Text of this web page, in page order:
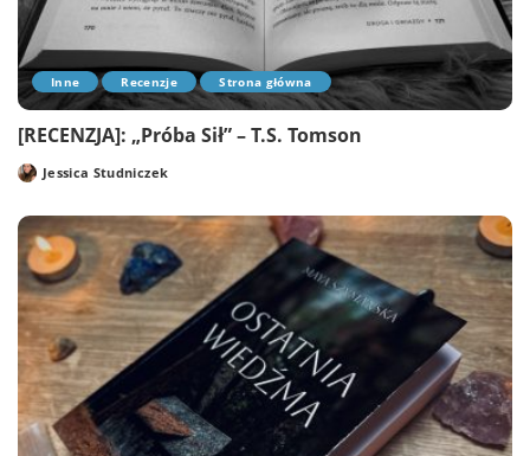
Inne Recenzje Strona główna
[RECENZJA]: „Próba Sił” – T.S. Tomson
PostedJessica Studniczek